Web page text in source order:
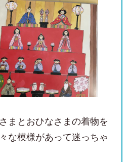
まとおひなさまの着物を
な模様があって迷っちゃ